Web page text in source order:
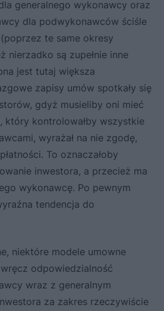
generalnego wykonawcy oraz
dla podwykonawców ściśle
te same okresy
nierzadko są zupełnie inne
jest tutaj większa
zapisy umów spotkały się
gdyż musieliby oni mieć
który kontrolowałby wszystkie
wyrażał na nie zgodę,
To oznaczałoby
inwestora, a przecież ma
wykonawcę. Po pewnym
tendencja do
niektóre modele umowne
odpowiedzialność
wraz z generalnym
za zakres rzeczywiście